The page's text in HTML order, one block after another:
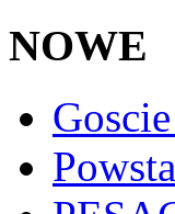
NOWE